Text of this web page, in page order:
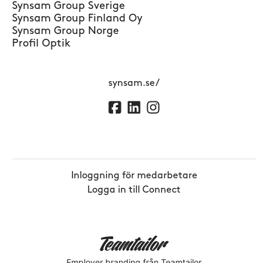
Synsam Group Sverige
Synsam Group Finland Oy
Synsam Group Norge
Profil Optik
synsam.se/
Inloggning för medarbetare
Logga in till Connect